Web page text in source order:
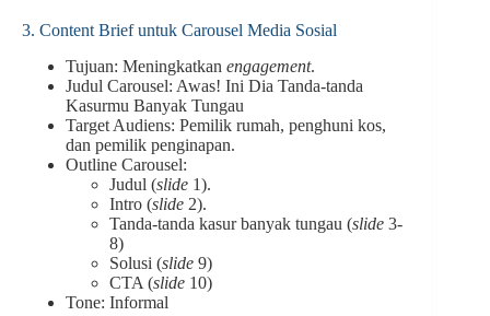
3. Content Brief untuk Carousel Media Sosial
Tujuan: Meningkatkan engagement.
Judul Carousel: Awas! Ini Dia Tanda-tanda
Kasurmu Banyak Tungau
Target Audiens: Pemilik rumah, penghuni kos,
dan pemilik penginapan.
Outline Carousel:
Judul (slide 1).
Intro (slide 2).
Tanda-tanda kasur banyak tungau (slide 3-
8)
Solusi (slide 9)
CTA (slide 10)
Tone: Informal